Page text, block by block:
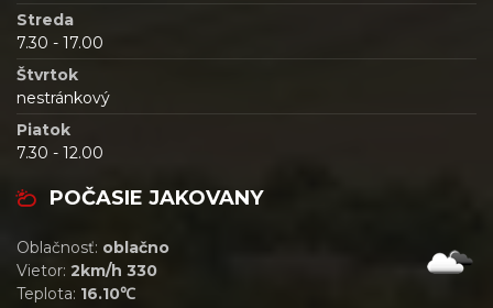
Streda
7.30 - 17.00
Štvrtok
nestránkový
Piatok
7.30 - 12.00
POČASIE JAKOVANY
Oblačnosť: oblačno
Vietor: 2km/h 330
Teplota: 16.10℃